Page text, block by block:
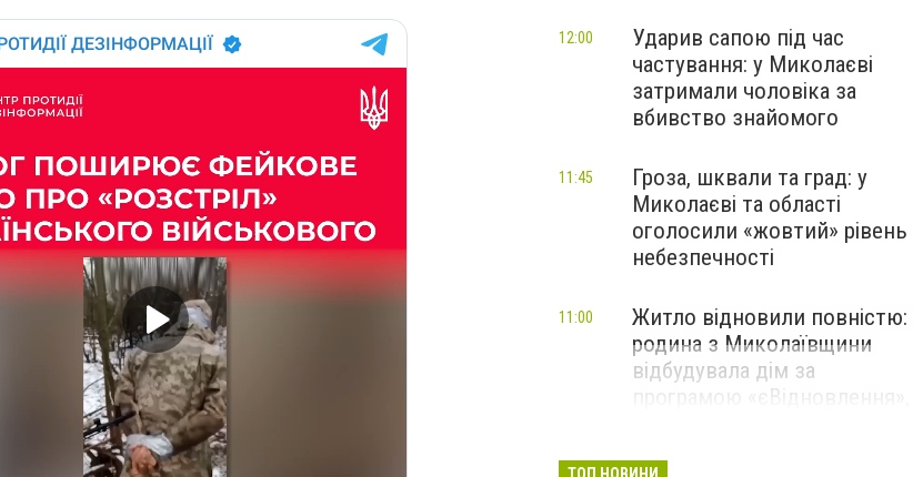
Ударив сапою під час
частування: у Миколаєві
затримали чоловіка за
вбивство знайомого
12:00
Гроза, шквали та град: у
Миколаєві та області
оголосили «жовтий» рівень
небезпечності
11:45
Житло відновили повністю:
родина з Миколаївщини
відбудувала дім за
програмою «єВідновлення»,
11:00